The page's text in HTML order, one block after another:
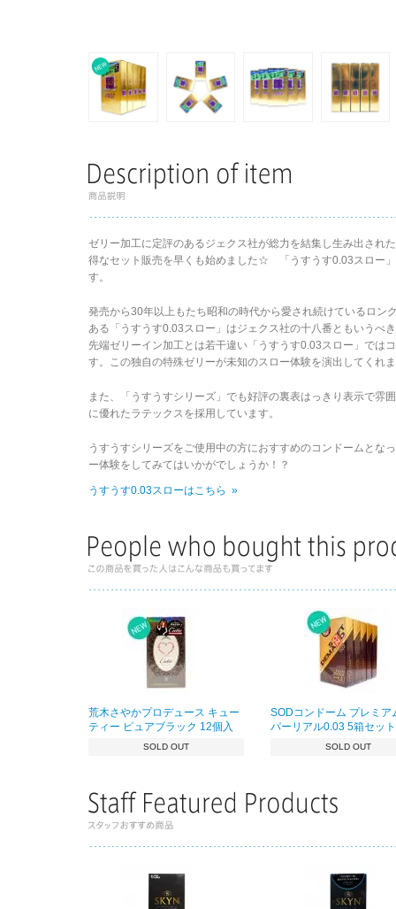
ゼリー加工に定評のあるジェクス社が総力を結集し生み出され
得なセット販売を早くも始めました☆ 「うすうす0.03スロー
す。
発売から30年以上もたち昭和の時代から愛され続けているロン
ある「うすうす0.03スロー」はジェクス社の十八番ともいうべ
先端ゼリーイン加工とは若干違い「うすうす0.03スロー」では
す。この独自の特殊ゼリーが未知のスロー体験を演出してくれ
また、「うすうすシリーズ」でも好評の裏表はっきり表示で雰
に優れたラテックスを採用しています。
うすうすシリーズをご使用中の方におすすめのコンドームとな
ー体験をしてみてはいかがでしょうか！？
うすうす0.03スローはこちら »
荒木さやかプロデュース キュー
ティー ピュアブラック 12個入
SOLD OUT
SODコンドーム プレミア
パーリアル0.03 5箱セット
SOLD OUT